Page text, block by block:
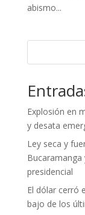
abismo...
Explosión en
y desata
Ley seca y
presidencial
El dólar cerró
bajo de los